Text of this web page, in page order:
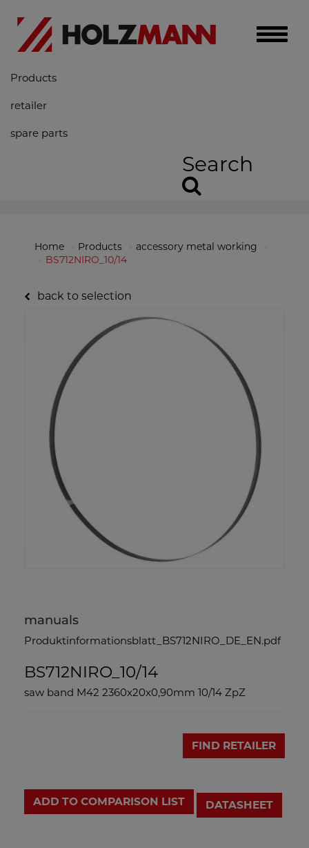
Toggle
Products
retailer
spare parts
Search
Home Products
accessory metal working
BS712NIRO_10/14
back to selection
manuals
Produktinformationsblatt_BS712NIRO_DE_EN.pdf
BS712NIRO_10/14
saw band M42 2360x20x0,90mm 10/14 ZpZ
FIND RETAILER
ADD TO COMPARISON LIST DATASHEET